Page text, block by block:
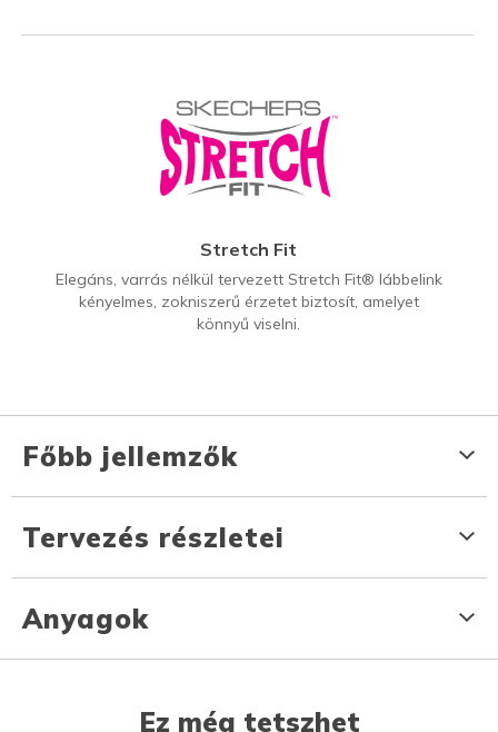
Stretch Fit
Elegáns, varrás nélkül tervezett Stretch Fit® lábbelink
kényelmes, zokniszerű érzetet biztosít, amelyet
könnyű viselni.
Főbb jellemzők
Tervezés részletei
Anyagok
Ez még tetszhet